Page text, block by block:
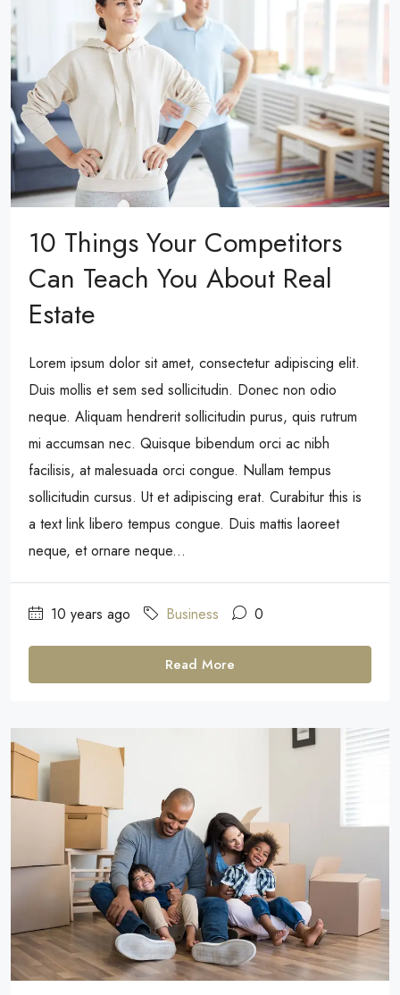
10 Things Your Competitors
Can Teach You About Real
Estate
Lorem ipsum dolor sit amet, consectetur adipiscing elit.
Duis mollis et sem sed sollicitudin. Donec non odio
neque. Aliquam hendrerit sollicitudin purus, quis rutrum
mi accumsan nec. Quisque bibendum orci ac nibh
facilisis, at malesuada orci congue. Nullam tempus
sollicitudin cursus. Ut et adipiscing erat. Curabitur this is
a text link libero tempus congue. Duis mattis laoreet
neque, et ornare neque...
10 years ago Business 0
Read More